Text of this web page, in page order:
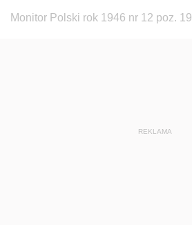
Monitor Polski rok 1946 nr 12 poz. 19
REKLAMA